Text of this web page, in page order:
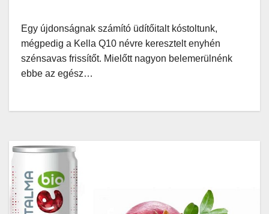
Egy újdonságnak számító üdítőitalt kóstoltunk,
mégpedig a Kella Q10 névre keresztelt enyhén
szénsavas frissítőt. Mielőtt nagyon belemerülnénk
ebbe az egész…